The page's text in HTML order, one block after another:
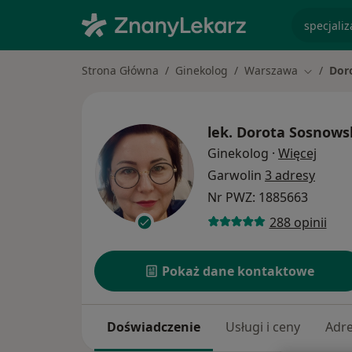
Strona Główna Ginekolog Warszawa Zmień
lek. Dorota
Ginekolog · Więcej
Garwolin 3 adresy
Nr PWZ: 1885663
288 opinii
Pokaż dane kontaktowe
Doświadczenie Usługi i ceny